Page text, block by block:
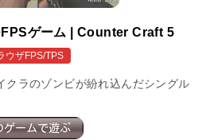
FPSゲーム | Counter Craft 5
ウザFPS/TPS
クラのゾンビが紛れ込んだシングル